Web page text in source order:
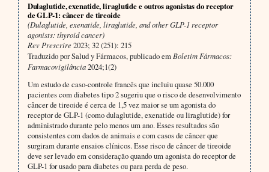
Dulaglutide, exenatide, liraglutide e outros agonistas do receptor
de GLP-1: câncer de tireoide
(Dulaglutide, exenatide, liraglutide, and other GLP-1 receptor
agonists: thyroid cancer)
Rev Prescrire2023; 32 (251): 215
Traduzido por Salud y Fármacos, publicado em Boletim Fármacos:
Farmacovigilância2024;1(2)
Um estudo de caso-controle francês que incluiu quase 50.000
pacientes com diabetes tipo 2 sugeriu que o risco de desenvolvimento
câncer de tireoide é cerca de 1,5 vez maior se um agonista do
receptor de GLP-1 (como dulaglutide, exenatide ou liraglutide) for
administrado durante pelo menos um ano. Esses resultados são
consistentes com dados de animais e com casos de câncer que
surgiram durante ensaios clínicos. Esse risco de câncer de tireoide
deve ser levado em consideração quando um agonista do receptor de
GLP-1 for usado para diabetes ou para perda de peso.